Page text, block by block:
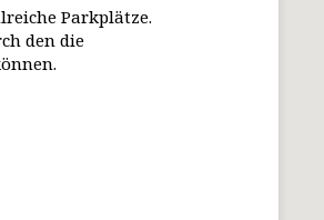
Parkplätze.
den die